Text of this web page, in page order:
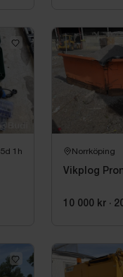
5d 1h Norrköping
Vikplog
10 000 kr ·